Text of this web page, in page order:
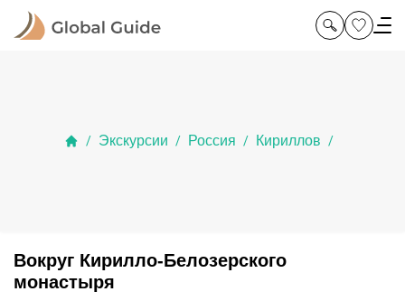
/ Экскурсии / Россия / Кириллов /
Вокруг Кирилло-Белозерского
монастыря